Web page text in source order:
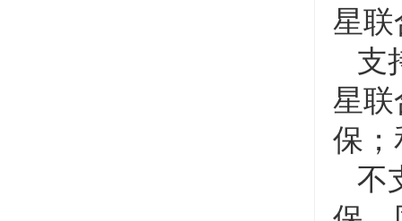
星联
支
星联
保；
不